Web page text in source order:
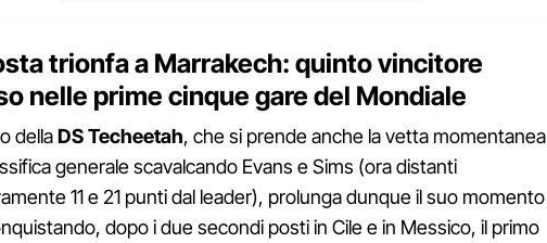
trionfa a Marrakech: quinto vincitore
nelle prime cinque gare del Mondiale
dellaDS Techeetah, che si prende anche la vetta momentanea
generale scavalcando Evans e Sims (ora distanti
11 e 21 punti dal leader), prolunga dunque il suo momento
dopo i due secondi posti in Cile e in Messico, il primo